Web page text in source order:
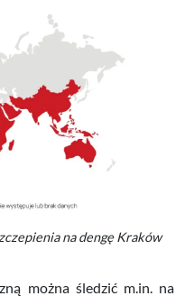
na dengę Kraków
można śledzić m.in. na